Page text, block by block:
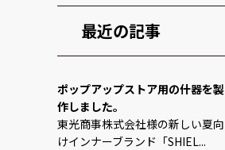
最近の記事
ポップアップストア用の什器を製
作しました。
東光商事株式会社様の新しい夏向
けインナーブランド「SHIEL...